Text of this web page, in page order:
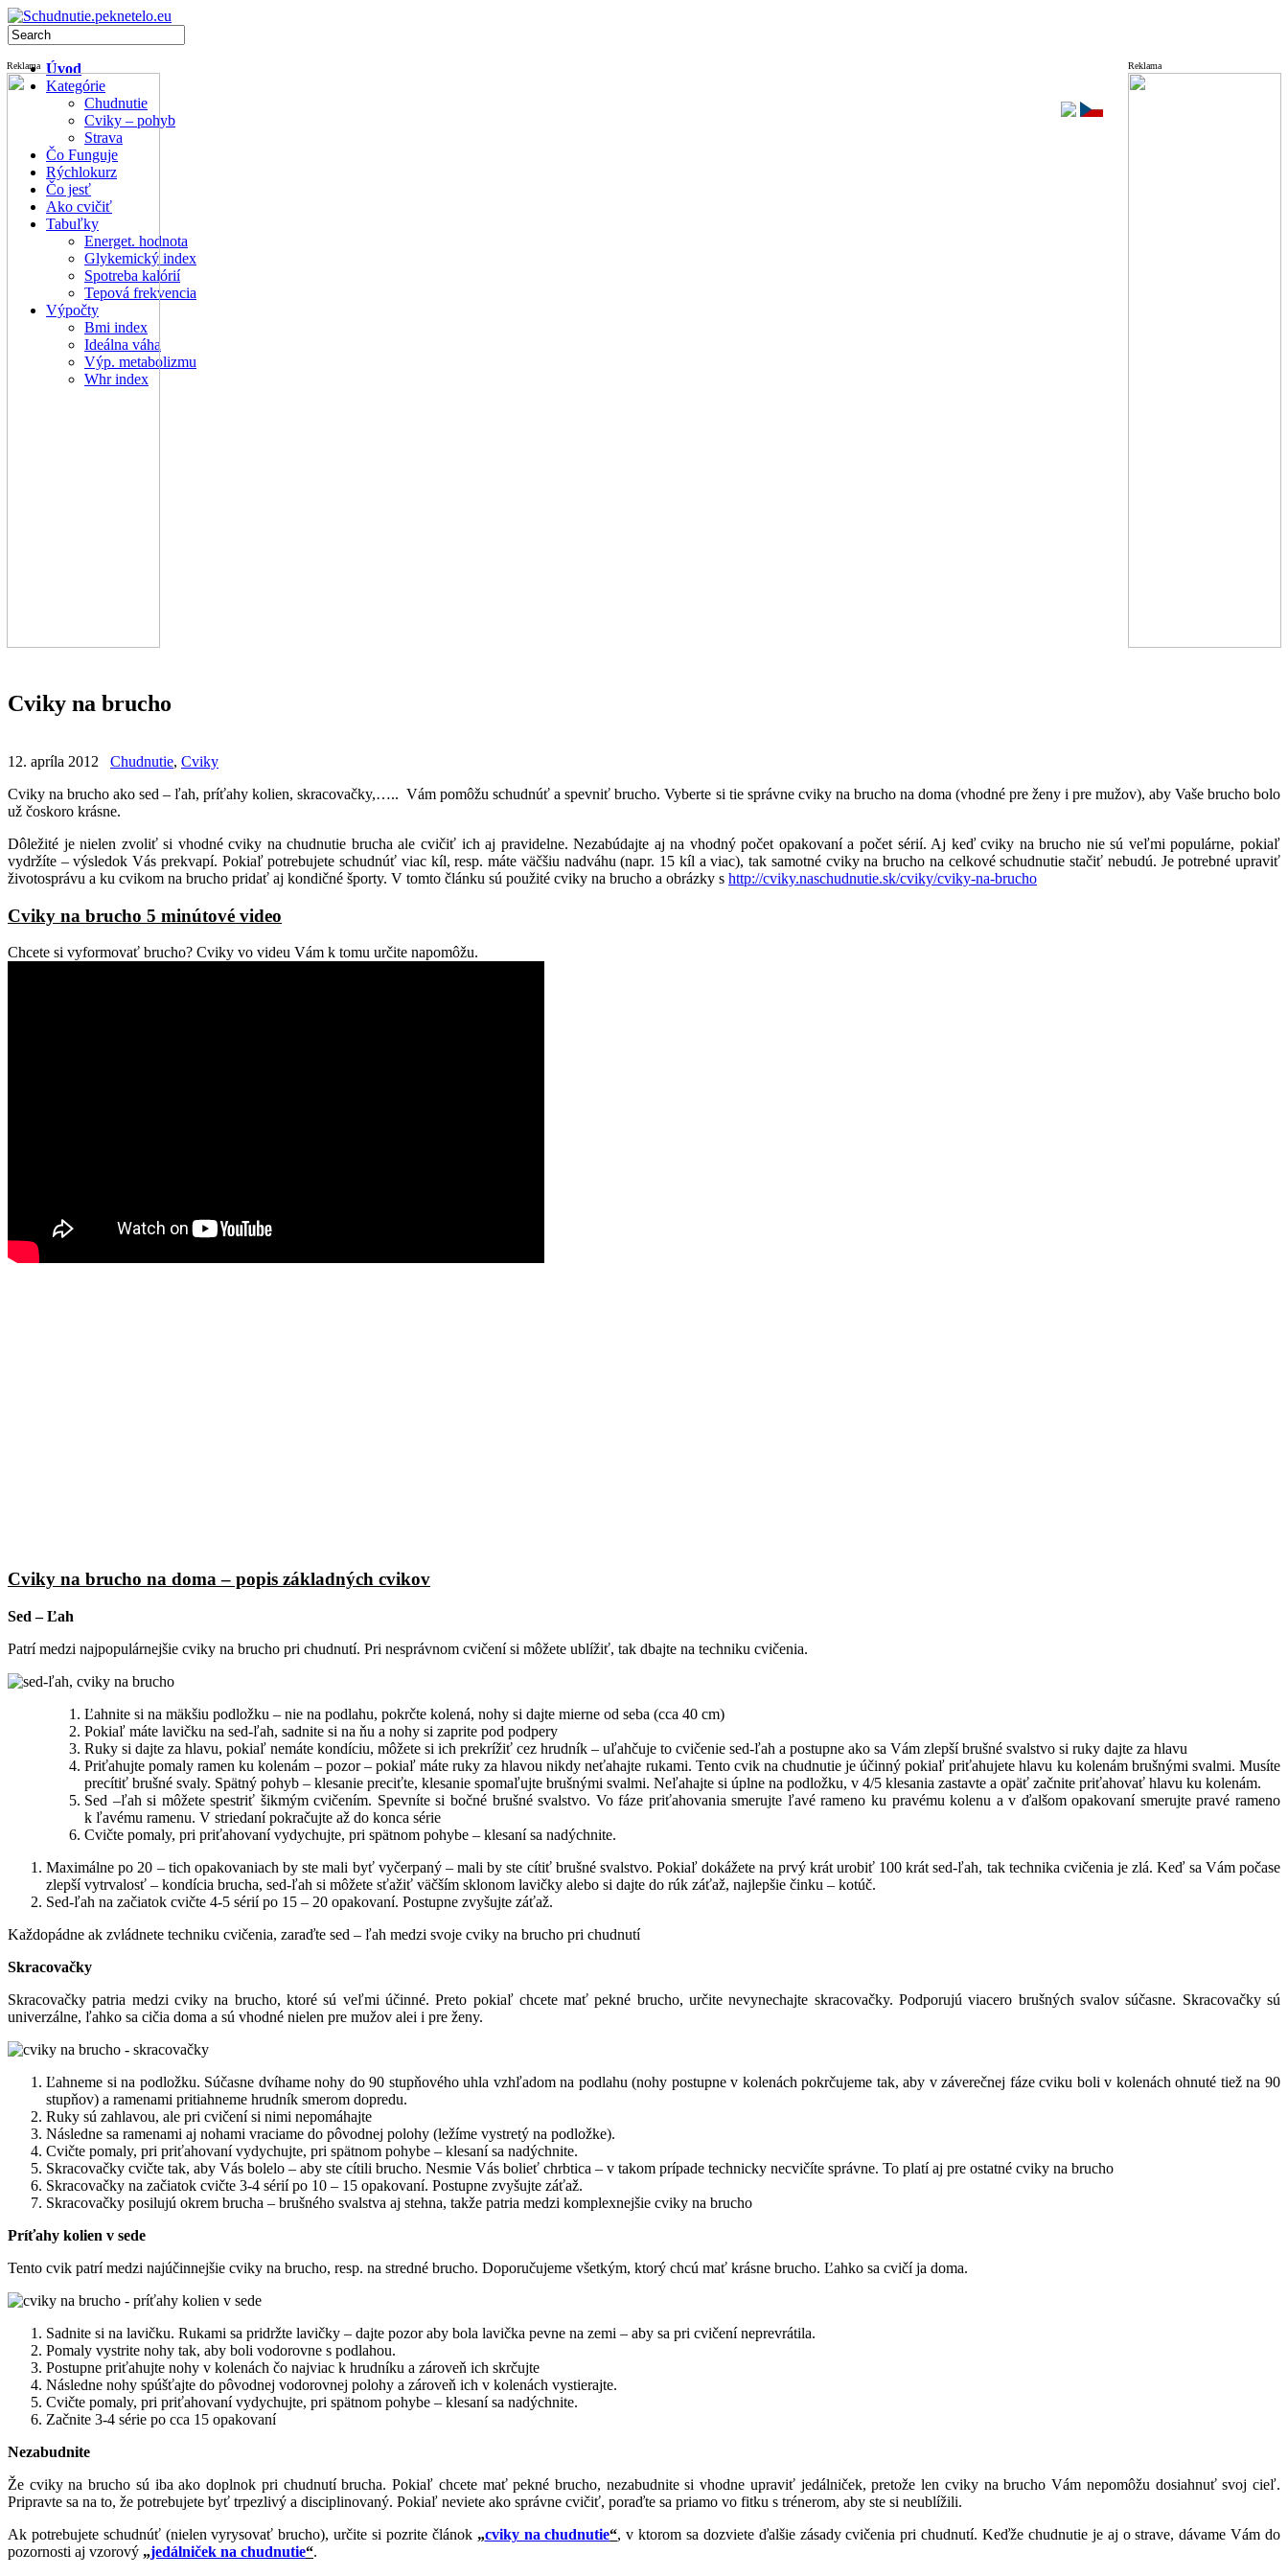
Reklama
Reklama Úvod
Kategórie
Chudnutie
Cviky – pohyb
Strava
Čo Funguje
Rýchlokurz
Čo jesť
Ako cvičiť
Tabuľky
Energet. hodnota
Glykemický index
Spotreba kalórií
Tepová frekvencia
Výpočty
Bmi index
Ideálna váha
Výp. metabolizmu
Whr index
Cviky na brucho
12. apríla 2012 Chudnutie, Cviky
Cviky na brucho ako sed – ľah, príťahy kolien, skracovačky,….. Vám pomôžu schudnúť a spevniť brucho. Vyberte si tie správne cviky na brucho na doma (vhodné pre ženy i pre mužov), aby Vaše brucho bolo
už čoskoro krásne.
Dôležité je nielen zvoliť si vhodné cviky na chudnutie brucha ale cvičiť ich aj pravidelne. Nezabúdajte aj na vhodný počet opakovaní a počet sérií. Aj keď cviky na brucho nie sú veľmi populárne, pokiaľ
vydržíte – výsledok Vás prekvapí. Pokiaľ potrebujete schudnúť viac kíl, resp. máte väčšiu nadváhu (napr. 15 kíl a viac), tak samotné cviky na brucho na celkové schudnutie stačiť nebudú. Je potrebné upraviť
životosprávu a ku cvikom na brucho pridať aj kondičné športy. V tomto článku sú použité cviky na brucho a obrázky s http://cviky.naschudnutie.sk/cviky/cviky-na-brucho
Cviky na brucho 5 minútové video
Chcete si vyformovať brucho? Cviky vo videu Vám k tomu určite napomôžu.
Cviky na brucho na doma – popis základných cvikov
Sed – Ľah
Patrí medzi najpopulárnejšie cviky na brucho pri chudnutí. Pri nesprávnom cvičení si môžete ublížiť, tak dbajte na techniku cvičenia.
Ľahnite si na mäkšiu podložku – nie na podlahu, pokrčte kolená, nohy si dajte mierne od seba (cca 40 cm)
Pokiaľ máte lavičku na sed-ľah, sadnite si na ňu a nohy si zaprite pod podpery
Ruky si dajte za hlavu, pokiaľ nemáte kondíciu, môžete si ich prekrížiť cez hrudník – uľahčuje to cvičenie sed-ľah a postupne ako sa Vám zlepší brušné svalstvo si ruky dajte za hlavu
Priťahujte pomaly ramen ku kolenám – pozor – pokiaľ máte ruky za hlavou nikdy neťahajte rukami. Tento cvik na chudnutie je účinný pokiaľ priťahujete hlavu ku kolenám brušnými svalmi. Musíte
precítiť brušné svaly. Spätný pohyb – klesanie preciťte, klesanie spomaľujte brušnými svalmi. Neľahajte si úplne na podložku, v 4/5 klesania zastavte a opäť začnite priťahovať hlavu ku kolenám.
Sed –ľah si môžete spestriť šikmým cvičením. Spevníte si bočné brušné svalstvo. Vo fáze priťahovania smerujte ľavé rameno ku pravému kolenu a v ďalšom opakovaní smerujte pravé rameno
k ľavému ramenu. V striedaní pokračujte až do konca série
Cvičte pomaly, pri priťahovaní vydychujte, pri spätnom pohybe – klesaní sa nadýchnite.
Maximálne po 20 – tich opakovaniach by ste mali byť vyčerpaný – mali by ste cítiť brušné svalstvo. Pokiaľ dokážete na prvý krát urobiť 100 krát sed-ľah, tak technika cvičenia je zlá. Keď sa Vám počase
zlepší vytrvalosť – kondícia brucha, sed-ľah si môžete sťažiť väčším sklonom lavičky alebo si dajte do rúk záťaž, najlepšie činku – kotúč.
Sed-ľah na začiatok cvičte 4-5 sérií po 15 – 20 opakovaní. Postupne zvyšujte záťaž.
Každopádne ak zvládnete techniku cvičenia, zaraďte sed – ľah medzi svoje cviky na brucho pri chudnutí
Skracovačky
Skracovačky patria medzi cviky na brucho, ktoré sú veľmi účinné. Preto pokiaľ chcete mať pekné brucho, určite nevynechajte skracovačky. Podporujú viacero brušných svalov súčasne. Skracovačky sú
univerzálne, ľahko sa cičia doma a sú vhodné nielen pre mužov alei i pre ženy.
Ľahneme si na podložku. Súčasne dvíhame nohy do 90 stupňového uhla vzhľadom na podlahu (nohy postupne v kolenách pokrčujeme tak, aby v záverečnej fáze cviku boli v kolenách ohnuté tiež na 90
stupňov) a ramenami pritiahneme hrudník smerom dopredu.
Ruky sú zahlavou, ale pri cvičení si nimi nepomáhajte
Následne sa ramenami aj nohami vraciame do pôvodnej polohy (ležíme vystretý na podložke).
Cvičte pomaly, pri priťahovaní vydychujte, pri spätnom pohybe – klesaní sa nadýchnite.
Skracovačky cvičte tak, aby Vás bolelo – aby ste cítili brucho. Nesmie Vás bolieť chrbtica – v takom prípade technicky necvičíte správne. To platí aj pre ostatné cviky na brucho
Skracovačky na začiatok cvičte 3-4 sérií po 10 – 15 opakovaní. Postupne zvyšujte záťaž.
Skracovačky posilujú okrem brucha – brušného svalstva aj stehna, takže patria medzi komplexnejšie cviky na brucho
Príťahy kolien v sede
Tento cvik patrí medzi najúčinnejšie cviky na brucho, resp. na stredné brucho. Doporučujeme všetkým, ktorý chcú mať krásne brucho. Ľahko sa cvičí ja doma.
Sadnite si na lavičku. Rukami sa pridržte lavičky – dajte pozor aby bola lavička pevne na zemi – aby sa pri cvičení neprevrátila.
Pomaly vystrite nohy tak, aby boli vodorovne s podlahou.
Postupne priťahujte nohy v kolenách čo najviac k hrudníku a zároveň ich skrčujte
Následne nohy spúšťajte do pôvodnej vodorovnej polohy a zároveň ich v kolenách vystierajte.
Cvičte pomaly, pri priťahovaní vydychujte, pri spätnom pohybe – klesaní sa nadýchnite.
Začnite 3-4 série po cca 15 opakovaní
Nezabudnite
Že cviky na brucho sú iba ako doplnok pri chudnutí brucha. Pokiaľ chcete mať pekné brucho, nezabudnite si vhodne upraviť jedálniček, pretože len cviky na brucho Vám nepomôžu dosiahnuť svoj cieľ.
Pripravte sa na to, že potrebujete byť trpezlivý a disciplinovaný. Pokiaľ neviete ako správne cvičiť, poraďte sa priamo vo fitku s trénerom, aby ste si neublížili.
Ak potrebujete schudnúť (nielen vyrysovať brucho), určite si pozrite článok „cviky na chudnutie“, v ktorom sa dozviete ďalšie zásady cvičenia pri chudnutí. Keďže chudnutie je aj o strave, dávame Vám do
pozornosti aj vzorový „jedálniček na chudnutie“.